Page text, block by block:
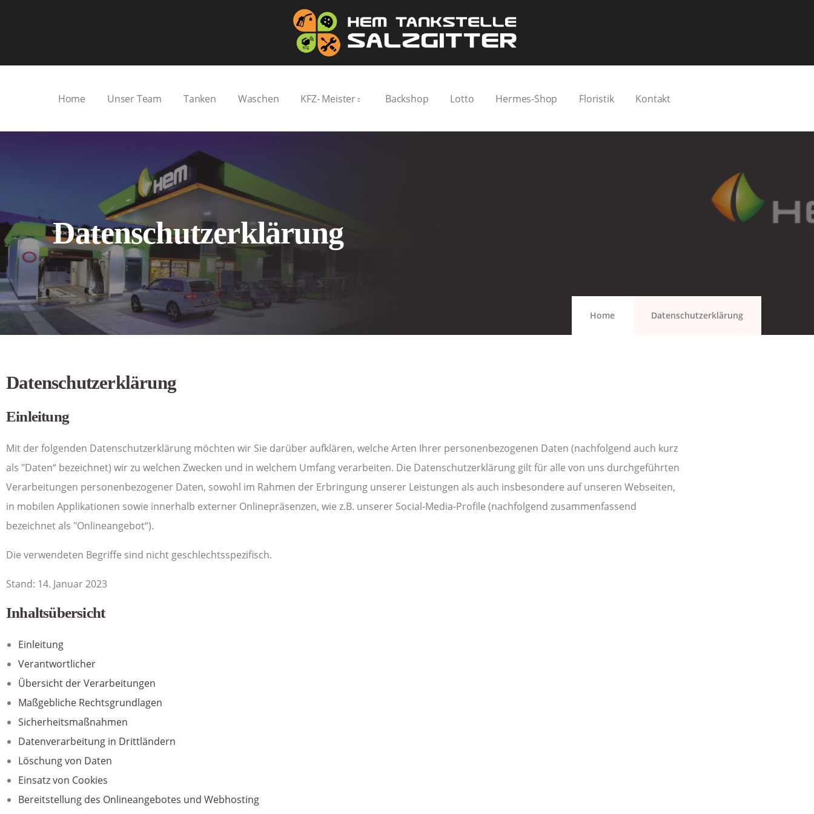
Home Unser Team Tanken Waschen KFZ- Meister Backshop Lotto Hermes-Shop Floristik Kontakt
Datenschutzerklärung
Home Datenschutzerklärung
Datenschutzerklärung
Einleitung
Mit der folgenden Datenschutzerklärung möchten wir Sie darüber aufklären, welche Arten Ihrer personenbezogenen Daten (nachfolgend auch kurz
als "Daten“ bezeichnet) wir zu welchen Zwecken und in welchem Umfang verarbeiten. Die Datenschutzerklärung gilt für alle von uns durchgeführten
Verarbeitungen personenbezogener Daten, sowohl im Rahmen der Erbringung unserer Leistungen als auch insbesondere auf unseren Webseiten,
in mobilen Applikationen sowie innerhalb externer Onlinepräsenzen, wie z.B. unserer Social-Media-Profile (nachfolgend zusammenfassend
bezeichnet als "Onlineangebot“).
Die verwendeten Begriffe sind nicht geschlechtsspezifisch.
Stand: 14. Januar 2023
Inhaltsübersicht
Einleitung
Verantwortlicher
Übersicht der Verarbeitungen
Maßgebliche Rechtsgrundlagen
Sicherheitsmaßnahmen
Datenverarbeitung in Drittländern
Löschung von Daten
Einsatz von Cookies
Bereitstellung des Onlineangebotes und Webhosting